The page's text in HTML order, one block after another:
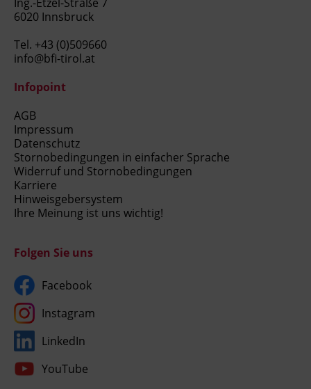
6020 Innsbruck
Tel. +43 (0)509660
info@bfi-tirol.at
Infopoint
AGB
Impressum
Datenschutz
Stornobedingungen in einfacher Sprache
Widerruf und Stornobedingungen
Karriere
Hinweisgebersystem
Ihre Meinung ist uns wichtig!
Folgen Sie uns
Facebook
Instagram
LinkedIn
YouTube